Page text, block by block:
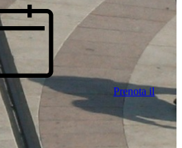
Prenota il